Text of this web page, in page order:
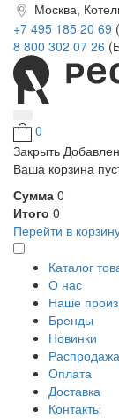
Москва,
+7 495 185 20 69
8 800 302 07 26
0
Закрыть
Ваша корзина
Сумма 0
Итого 0
Перейти в
Каталог
О нас
Наше
Бренды
Новинки
Распродажа
Оплата
Доставка
Контакты